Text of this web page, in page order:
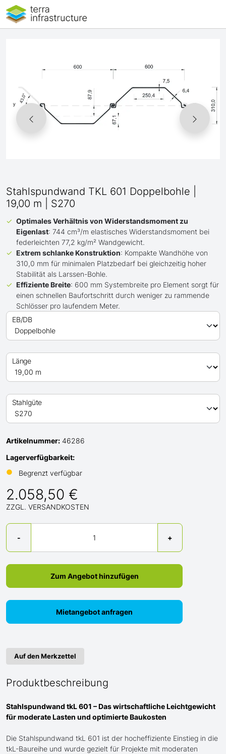
Stahlspundwand TKL 601 Doppelbohle |
19,00 m | S270
Optimales Verhältnis von Widerstandsmoment zu
Eigenlast: 744 cm³/m elastisches Widerstandsmoment bei
federleichten 77,2 kg/m² Wandgewicht.
Extrem schlanke Konstruktion: Kompakte Wandhöhe von
310,0 mm für minimalen Platzbedarf bei gleichzeitig hoher
Stabilität als Larssen-Bohle.
Effiziente Breite: 600 mm Systembreite pro Element sorgt für
einen schnellen Baufortschritt durch weniger zu rammende
Schlösser pro laufendem Meter.
EB/DB
Länge
Stahlgüte
Artikelnummer: 46286
Lagerverfügbarkeit:
●
Begrenzt verfügbar
2.058,50 €
ZZGL. VERSANDKOSTEN
-
Menge
+
Zum Angebot hinzufügen
Mietangebot anfragen
Auf den Merkzettel
Produktbeschreibung
Stahlspundwand tkL 601 – Das wirtschaftliche Leichtgewicht
für moderate Lasten und optimierte Baukosten
Die Stahlspundwand tkL 601 ist der hocheffiziente Einstieg in die
tkL-Baureihe und wurde gezielt für Projekte mit moderaten